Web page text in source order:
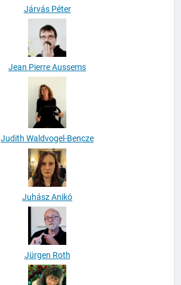
Járvás Péter
Jean Pierre Aussems
Judith Waldvogel-Bencze
Juhász Anikó
Jürgen Roth